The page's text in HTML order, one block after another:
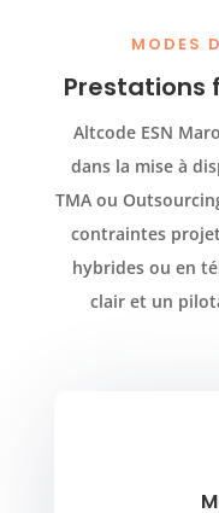
MODES
Prestations
Altcode ESN
dans la mise à
TMA ou
contraintes
hybrides ou en
clair et un